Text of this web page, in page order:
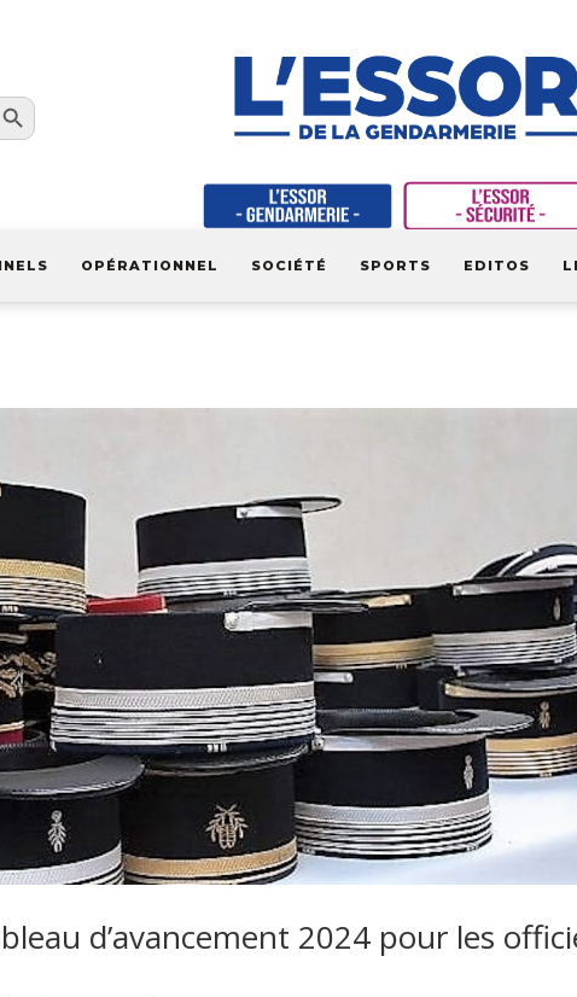
Button
OPÉRATIONNEL SOCIÉTÉ SPORTS EDITOS
d’avancement 2024 pour les